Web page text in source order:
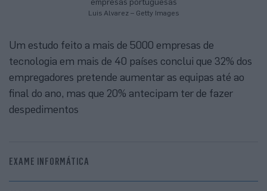
Luis Alvarez – Getty Images
Um estudo feito a mais de 5000 empresas de
tecnologia em mais de 40 países conclui que 32% dos
empregadores pretende aumentar as equipas até ao
final do ano, mas que 20% antecipam ter de fazer
despedimentos
EXAME INFORMÁTICA